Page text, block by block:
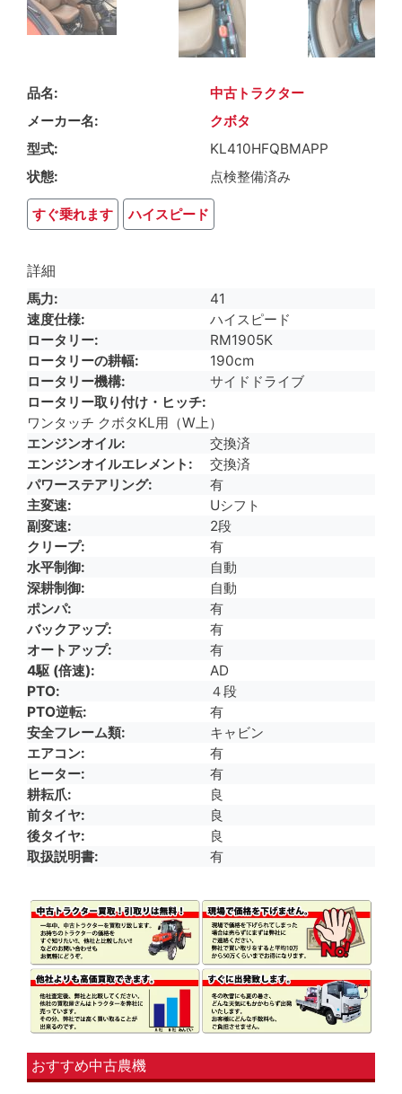
品名
中古トラクター
メーカー名
クボタ
型式
KL410HFQBMAPP
状態
点検整備済み
すぐ乗れます ハイスピード
詳細
馬力
41
速度仕様
ハイスピード
ロータリー
RM1905K
ロータリーの耕幅
190cm
ロータリー機構
サイドドライブ
ロータリー取り付け・ヒッチ
ワンタッチ クボタKL用（W上）
エンジンオイル
交換済
エンジンオイルエレメント
交換済
パワーステアリング
有
主変速
Uシフト
副変速
2段
クリープ
有
水平制御
自動
深耕制御
自動
ポンパ
有
バックアップ
有
オートアップ
有
4駆 (倍速)
AD
PTO
４段
PTO逆転
有
安全フレーム類
キャビン
エアコン
有
ヒーター
有
耕耘爪
良
前タイヤ
良
後タイヤ
良
取扱説明書
有
おすすめ中古農機